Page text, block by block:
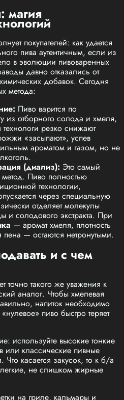
магия
покупателей: как удается
пива аутентичным, если из
в эволюции пивоваренных
давно отказались от
добавок. Сегодня
метода:
Пиво варится по
из отборного солода и хмеля,
резко снижают
«засыпают», успев
ароматом и газом, но не
(диализ): Это самый
Пиво полностью
технологии,
через специальную
отделяет молекулы
и солодового экстракта. При
— аромат хмеля, плотность
пена — остаются нетронутыми.
и с чем
точно такого же уважения к
аналог. Чтобы хмелевая
напиток необходимо
пиво быстро теряет
используйте высокие тонкие
или классические пивные
Что касается закусок, то к б/а
не слишком жирные
на гриле, кальмары и